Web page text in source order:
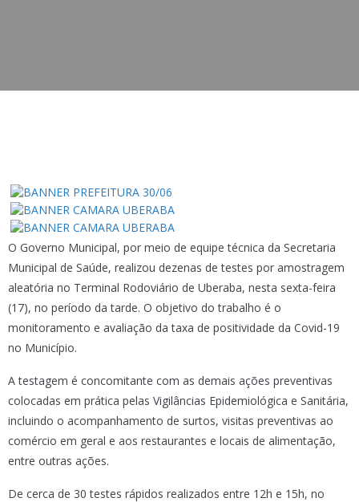
O Governo Municipal, por meio de equipe técnica da Secretaria
Municipal de Saúde, realizou dezenas de testes por amostragem
aleatória no Terminal Rodoviário de Uberaba, nesta sexta-feira
(17), no período da tarde. O objetivo do trabalho é o
monitoramento e avaliação da taxa de positividade da Covid-19
no Município.
A testagem é concomitante com as demais ações preventivas
colocadas em prática pelas Vigilâncias Epidemiológica e Sanitária,
incluindo o acompanhamento de surtos, visitas preventivas ao
comércio em geral e aos restaurantes e locais de alimentação,
entre outras ações.
De cerca de 30 testes rápidos realizados entre 12h e 15h, no